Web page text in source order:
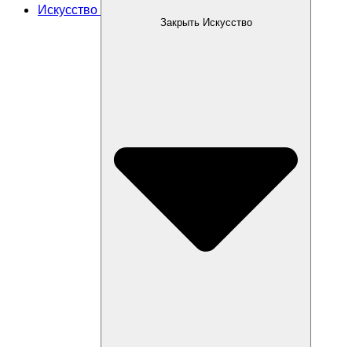
Искусство
Закрыть Искусство